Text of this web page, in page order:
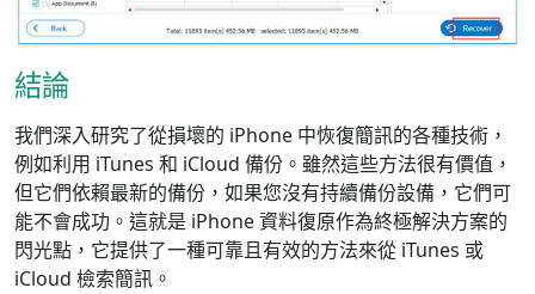
結論
我們深入研究了從損壞的 iPhone 中恢復簡訊的各種技術，
例如利用 iTunes 和 iCloud 備份。雖然這些方法很有價值，
但它們依賴最新的備份，如果您沒有持續備份設備，它們可
能不會成功。這就是 iPhone 資料復原作為終極解決方案的
閃光點，它提供了一種可靠且有效的方法來從 iTunes 或
iCloud 檢索簡訊。